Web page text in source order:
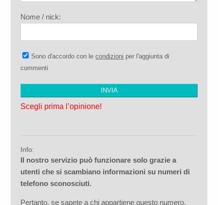
Nome / nick:
Sono d'accordo con lecondizioni per l'aggiunta di
commenti
Scegli prima l’opinione!
Info:
Il nostro servizio può funzionare solo grazie a
utenti che si scambiano informazioni su numeri di
telefono sconosciuti.
Pertanto, se sapete a chi appartiene questo numero,